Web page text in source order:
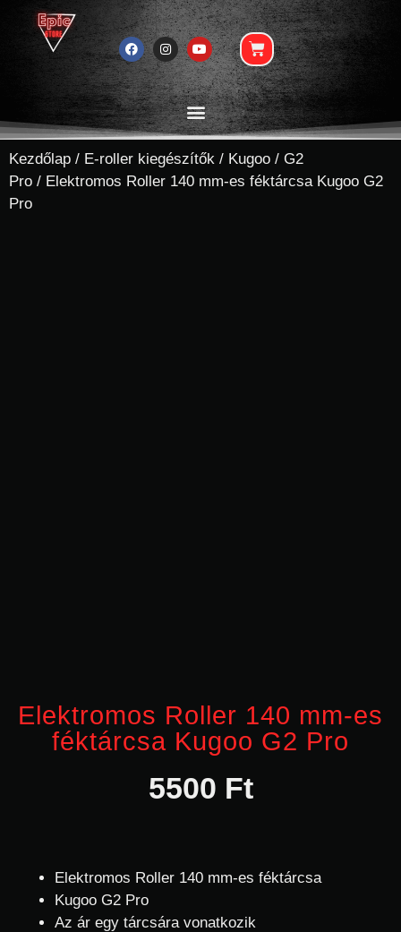
Kezdőlap / E-roller kiegészítők / Kugoo / G2
Pro / Elektromos Roller 140 mm-es féktárcsa Kugoo G2
Pro
Elektromos Roller 140 mm-es
féktárcsa Kugoo G2 Pro
5500 Ft
Elektromos Roller 140 mm-es féktárcsa
Kugoo G2 Pro
Az ár egy tárcsára vonatkozik